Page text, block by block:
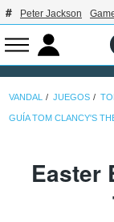
Peter Jackson
VANDAL JUEGOS
GUÍA TOM CLANCY'S
Easter